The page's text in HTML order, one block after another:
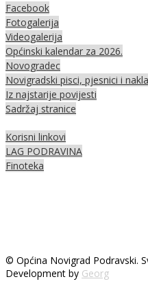
Facebook
Fotogalerija
Videogalerija
Općinski kalendar za 2026.
Novogradec
Novigradski pisci, pjesnici i
Iz najstarije povijesti
Sadržaj stranice
Korisni linkovi
LAG PODRAVINA
Finoteka
© Općina Novigrad Podravski.
Development by Georg